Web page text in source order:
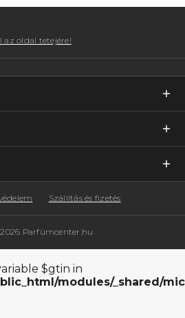
az oldal tetejére!
Parfümcenter.hu
Szállítás és fizetés
$gtin in
modules/_shared/